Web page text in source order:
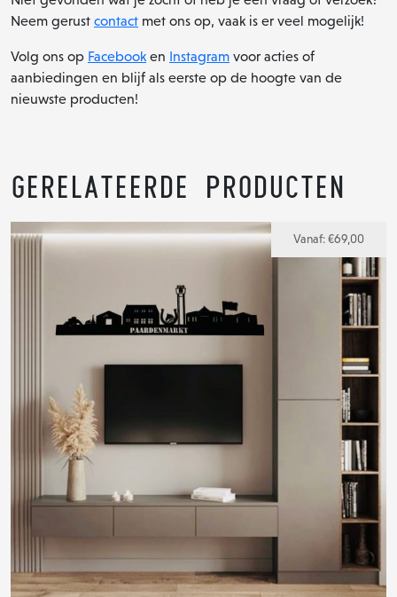
Neem gerust contact met ons op, vaak is er veel mogelijk!
Volg ons op Facebook en Instagram voor acties of
aanbiedingen en blijf als eerste op de hoogte van de
nieuwste producten!
Gerelateerde producten
Vanaf: €69,00